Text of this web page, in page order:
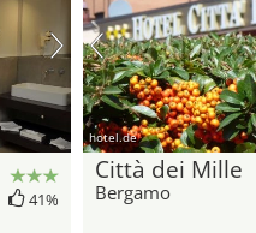
41%
hotel.de
Città dei Mille
Bergamo